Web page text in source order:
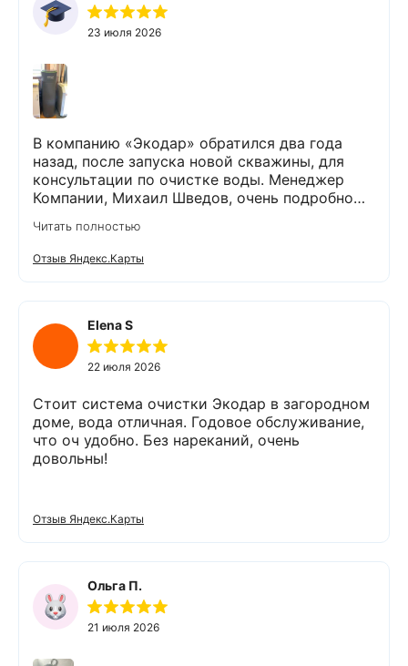
23 июля 2026
В компанию «Экодар» обратился два года
назад, после запуска новой скважины, для
консультации по очистке воды. Менеджер
Компании, Михаил Шведов, очень подробно
подобрать оптимальный вариант, пригласил в
офис для заключения договора. Оборудование
«Экодар компакт», которое я поставил,
убрало посторонние запахи. Вода стала
мягкой и приятной на вкус. Полностью
доволен сотрудничеством с Компанией
«Экодар». Рекомендую.
Читать полностью
Отзыв Яндекс.Карты
Elena S
22 июля 2026
Стоит система очистки Экодар в загородном
доме, вода отличная. Годовое обслуживание,
что оч удобно. Без нареканий, очень
довольны!
Отзыв Яндекс.Карты
Ольга П.
21 июля 2026